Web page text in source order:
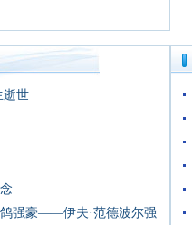
逝世
强豪——伊夫·范德波尔强